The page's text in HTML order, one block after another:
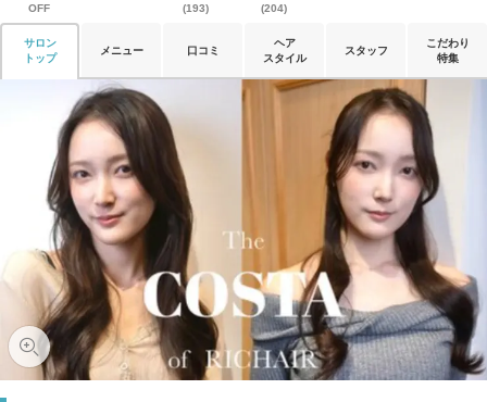
OFF
(193)
(204)
サロン
トップ
メニュー 口コミ
ヘア
スタイル
スタッフ
こだわり
特集